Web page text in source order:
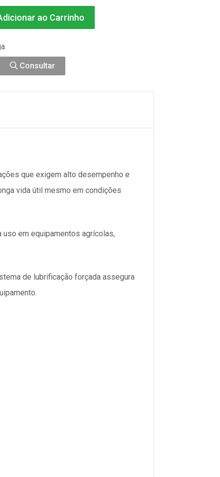
ao Carrinho
Consultar
que exigem alto desempenho e
vida útil mesmo em condições
uso em equipamentos agrícolas,
de lubrificação forçada assegura